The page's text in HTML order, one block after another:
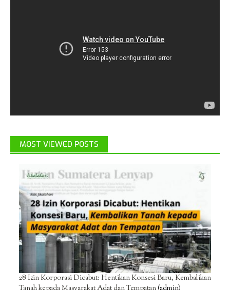
MOST VIEWED POSTS
28 Izin Korporasi Dicabut: Hentikan Konsesi Baru, Kembalikan